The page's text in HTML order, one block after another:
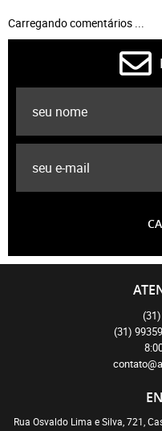
Carregando comentários ...
(31)
(31)
Rua Osvaldo Lima e Silva, 721,